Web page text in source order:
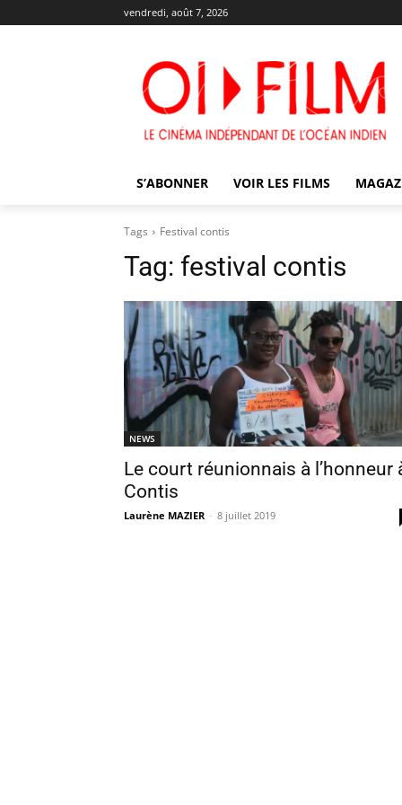
vendredi, août 7, 2026
S’ABONNER VOIR LES FILMS
Tags Festival contis
Tag: festival contis
NEWS
Le court réunionnais à l’honneur
Contis
Laurène MAZIER - 8 juillet 2019